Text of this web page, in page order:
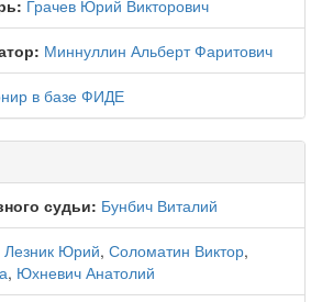
Грачев Юрий Викторович
Миннуллин Альберт Фаритович
в базе ФИДЕ
судьи: Бунбич Виталий
Лезник Юрий, Соломатин Виктор,
, Юхневич Анатолий